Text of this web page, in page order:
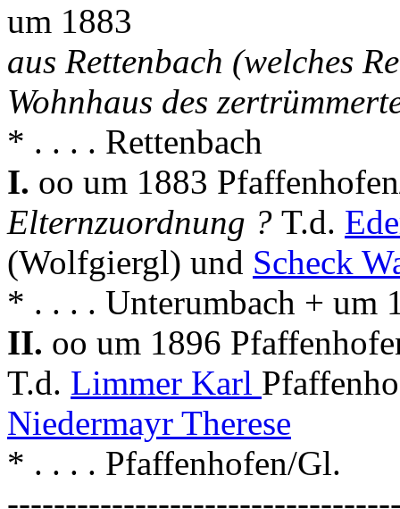
um 1883
aus Rettenbach (welches
Wohnhaus des
* . . . . Rettenbach
I. oo um 1883
Elternzuordnung ? T.d.
(Wolfgiergl) und Scheck
* . . . . Unterumbach + um
II. oo um 1896
T.d. Limmer Karl
Niedermayr Therese
* . . . . Pfaffenhofen/Gl.